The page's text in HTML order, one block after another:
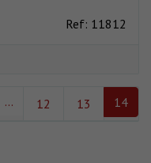
Ref: 11812
... 12 13 14